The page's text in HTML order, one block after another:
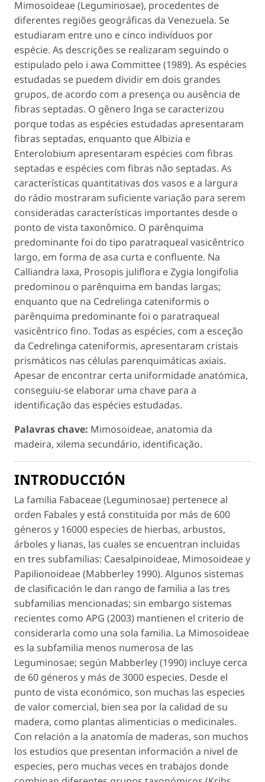
Mimosoideae (Leguminosae), procedentes de
diferentes regiões geográficas da Venezuela. Se
estudiaram entre uno e cinco indivíduos por
espécie. As descrições se realizaram seguindo o
estipulado pelo i awa Committee (1989). As espécies
estudadas se puedem dividir em dois grandes
grupos, de acordo com a presença ou ausência de
fibras septadas. O gênero Inga se caracterizou
porque todas as espécies estudadas apresentaram
fibras septadas, enquanto queAlbizia e
Enterolobium apresentaram espécies com fibras
septadas e espécies com fibras não septadas. As
características quantitativas dos vasos e a largura
do rádio mostraram suficiente variação para serem
consideradas características importantes desde o
ponto de vista taxonômico. O parênquima
predominante foi do tipo paratraqueal vasicêntrico
largo, em forma de asa curta e confluente. Na
Calliandra laxa, Prosopis juliflora eZygia longifolia
predominou o parênquima em bandas largas;
enquanto que na Cedrelinga cateniformis o
parênquima predominante foi o paratraqueal
vasicêntrico fino. Todas as espécies, com a esceção
da Cedrelinga cateniformis, apresentaram cristais
prismáticos nas células parenquimáticas axiais.
Apesar de encontrar certa uniformidade anatómica,
conseguiu-se elaborar uma chave para a
identificação das espécies estudadas.
Palavras chave: Mimosoideae, anatomia da
madeira, xilema secundário, identificação.
INTRODUCCIÓN
La familia Fabaceae(Leguminosae) pertenece al
orden Fabales y está constituida por más de 600
géneros y 16000 especies de hierbas, arbustos,
árboles y lianas, las cuales se encuentran incluidas
en tres subfamilias: Caesalpinoideae, Mimosoideaey
Papilionoideae(Mabberley 1990). Algunos sistemas
de clasificación le dan rango de familia a las tres
subfamilias mencionadas; sin embargo sistemas
recientes como APG (2003) mantienen el criterio de
considerarla como una sola familia. La Mimosoideae
es la subfamilia menos numerosa de las
Leguminosae; según Mabberley (1990) incluye cerca
de 60 géneros y más de 3000 especies. Desde el
punto de vista económico, son muchas las especies
de valor comercial, bien sea por la calidad de su
madera, como plantas alimenticias o medicinales.
Con relación a la anatomía de maderas, son muchos
los estudios que presentan información a nivel de
especies, pero muchas veces en trabajos donde